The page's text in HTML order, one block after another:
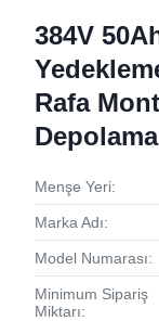
384V
Rafa
Menşe Yeri:
Marka Adı:
Model Numarası:
Minimum Sipariş
Miktarı: